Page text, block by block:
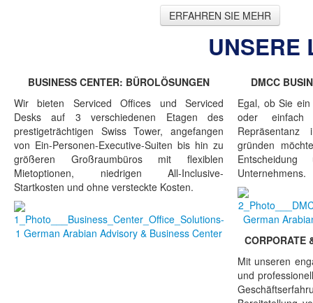
ERFAHREN SIE MEHR
UNSERE
BUSINESS CENTER: BÜROLÖSUNGEN
Wir bieten Serviced Offices und Serviced
Desks auf 3 verschiedenen Etagen des
prestigeträchtigen Swiss Tower, angefangen
von Ein-Personen-Executive-Suiten bis hin zu
größeren Großraumbüros mit flexiblen
Mietoptionen, niedrigen All-Inclusive-
Startkosten und ohne versteckte Kosten.
DMCC
Egal, ob Sie
oder einfach
gründen
Unternehmens.
CORPORATE
Mit unseren
und